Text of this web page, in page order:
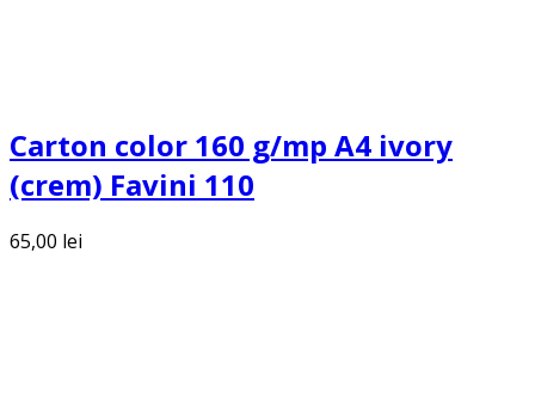
Carton color 160 g/mp A4 ivory
(crem) Favini 110
65,00 lei